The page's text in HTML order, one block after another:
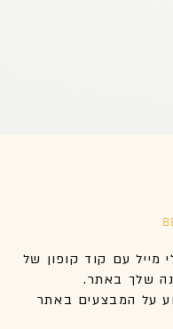
מייל עם קוד קופון של
על המבצעים באתר